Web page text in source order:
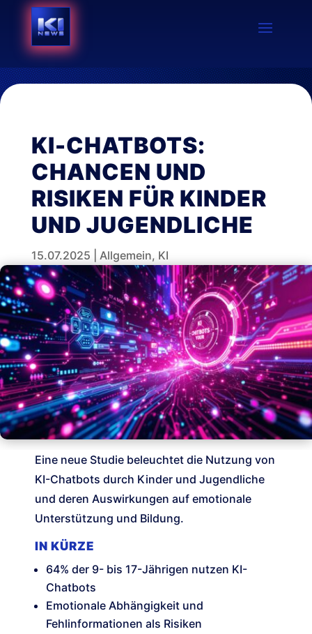
KI-CHATBOTS:
CHANCEN UND
RISIKEN FÜR KINDER
UND JUGENDLICHE
15.07.2025 Allgemein, KI
Eine neue Studie beleuchtet die Nutzung von
KI-Chatbots durch Kinder und Jugendliche
und deren Auswirkungen auf emotionale
Unterstützung und Bildung.
IN KÜRZE
64% der 9- bis 17-Jährigen nutzen KI-
Chatbots
Emotionale Abhängigkeit und
Fehlinformationen als Risiken